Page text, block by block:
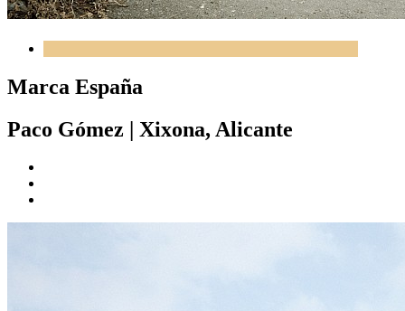
Marca España
Paco Gómez | Xixona, Alicante